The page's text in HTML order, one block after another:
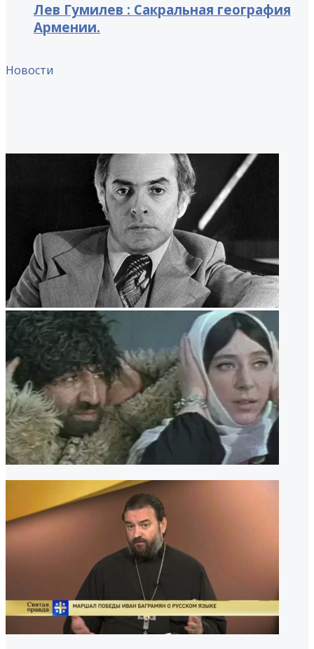
Лев Гумилев : Сакральная география
Армении.
Новости